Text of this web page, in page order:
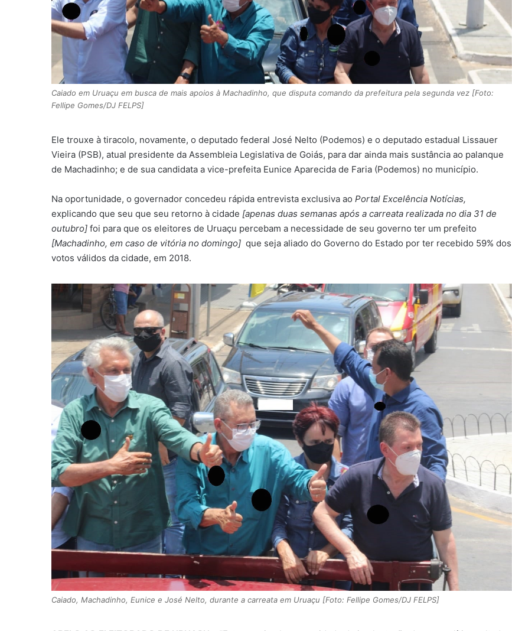
Caiado em Uruaçu em busca de mais apoios à Machadinho, que disputa comando da prefeitura pela segunda vez [Foto:
Fellipe Gomes/DJ FELPS]
Ele trouxe à tiracolo, novamente, o deputado federal José Nelto (Podemos) e o deputado estadual Lissauer
Vieira (PSB), atual presidente da Assembleia Legislativa de Goiás, para dar ainda mais sustância ao palanque
de Machadinho; e de sua candidata a vice-prefeita Eunice Aparecida de Faria (Podemos) no município.
Na oportunidade, o governador concedeu rápida entrevista exclusiva ao Portal Excelência Notícias,
explicando que seu que seu retorno à cidade [apenas duas semanas após a carreata realizada no dia 31 de
outubro] foi para que os eleitores de Uruaçu percebam a necessidade de seu governo ter um prefeito
[Machadinho, em caso de vitória no domingo] que seja aliado do Governo do Estado por ter recebido 59% dos
votos válidos da cidade, em 2018.
Caiado, Machadinho, Eunice e José Nelto, durante a carreata em Uruaçu [Foto: Fellipe Gomes/DJ FELPS]